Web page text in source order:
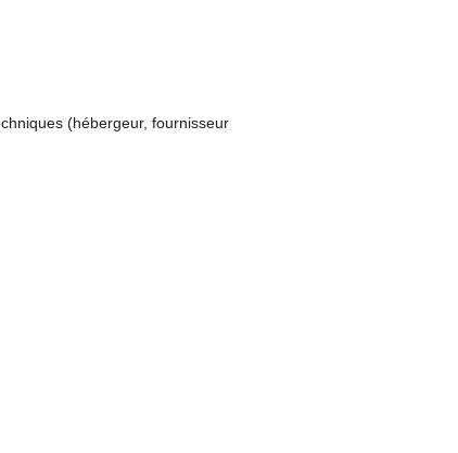
(hébergeur, fournisseur